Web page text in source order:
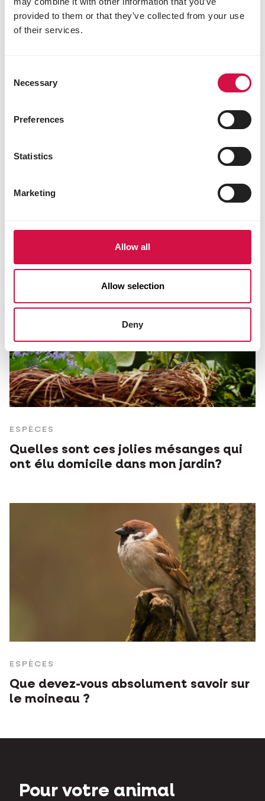
provided to them or that they’ve collected from your use
of their services.
Selection
Necessary
Preferences
Statistics
Marketing
Allow all
Allow selection
Deny
10 choses que vous ne saviez pas sur le
ESPÈCES
Quelles sont ces jolies mésanges qui
ont élu domicile dans mon jardin?
ESPÈCES
Que devez-vous absolument savoir sur
le moineau ?
Pour votre animal